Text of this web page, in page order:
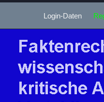
Login-Daten